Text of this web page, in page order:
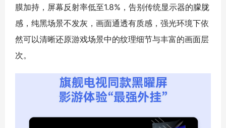
膜加持，屏幕反射率低至1.8%，告别传统显示器的朦胧
感，纯黑场景不发灰，画面通透有质感，强光环境下依
然可以清晰还原游戏场景中的纹理细节与丰富的画面层
次。